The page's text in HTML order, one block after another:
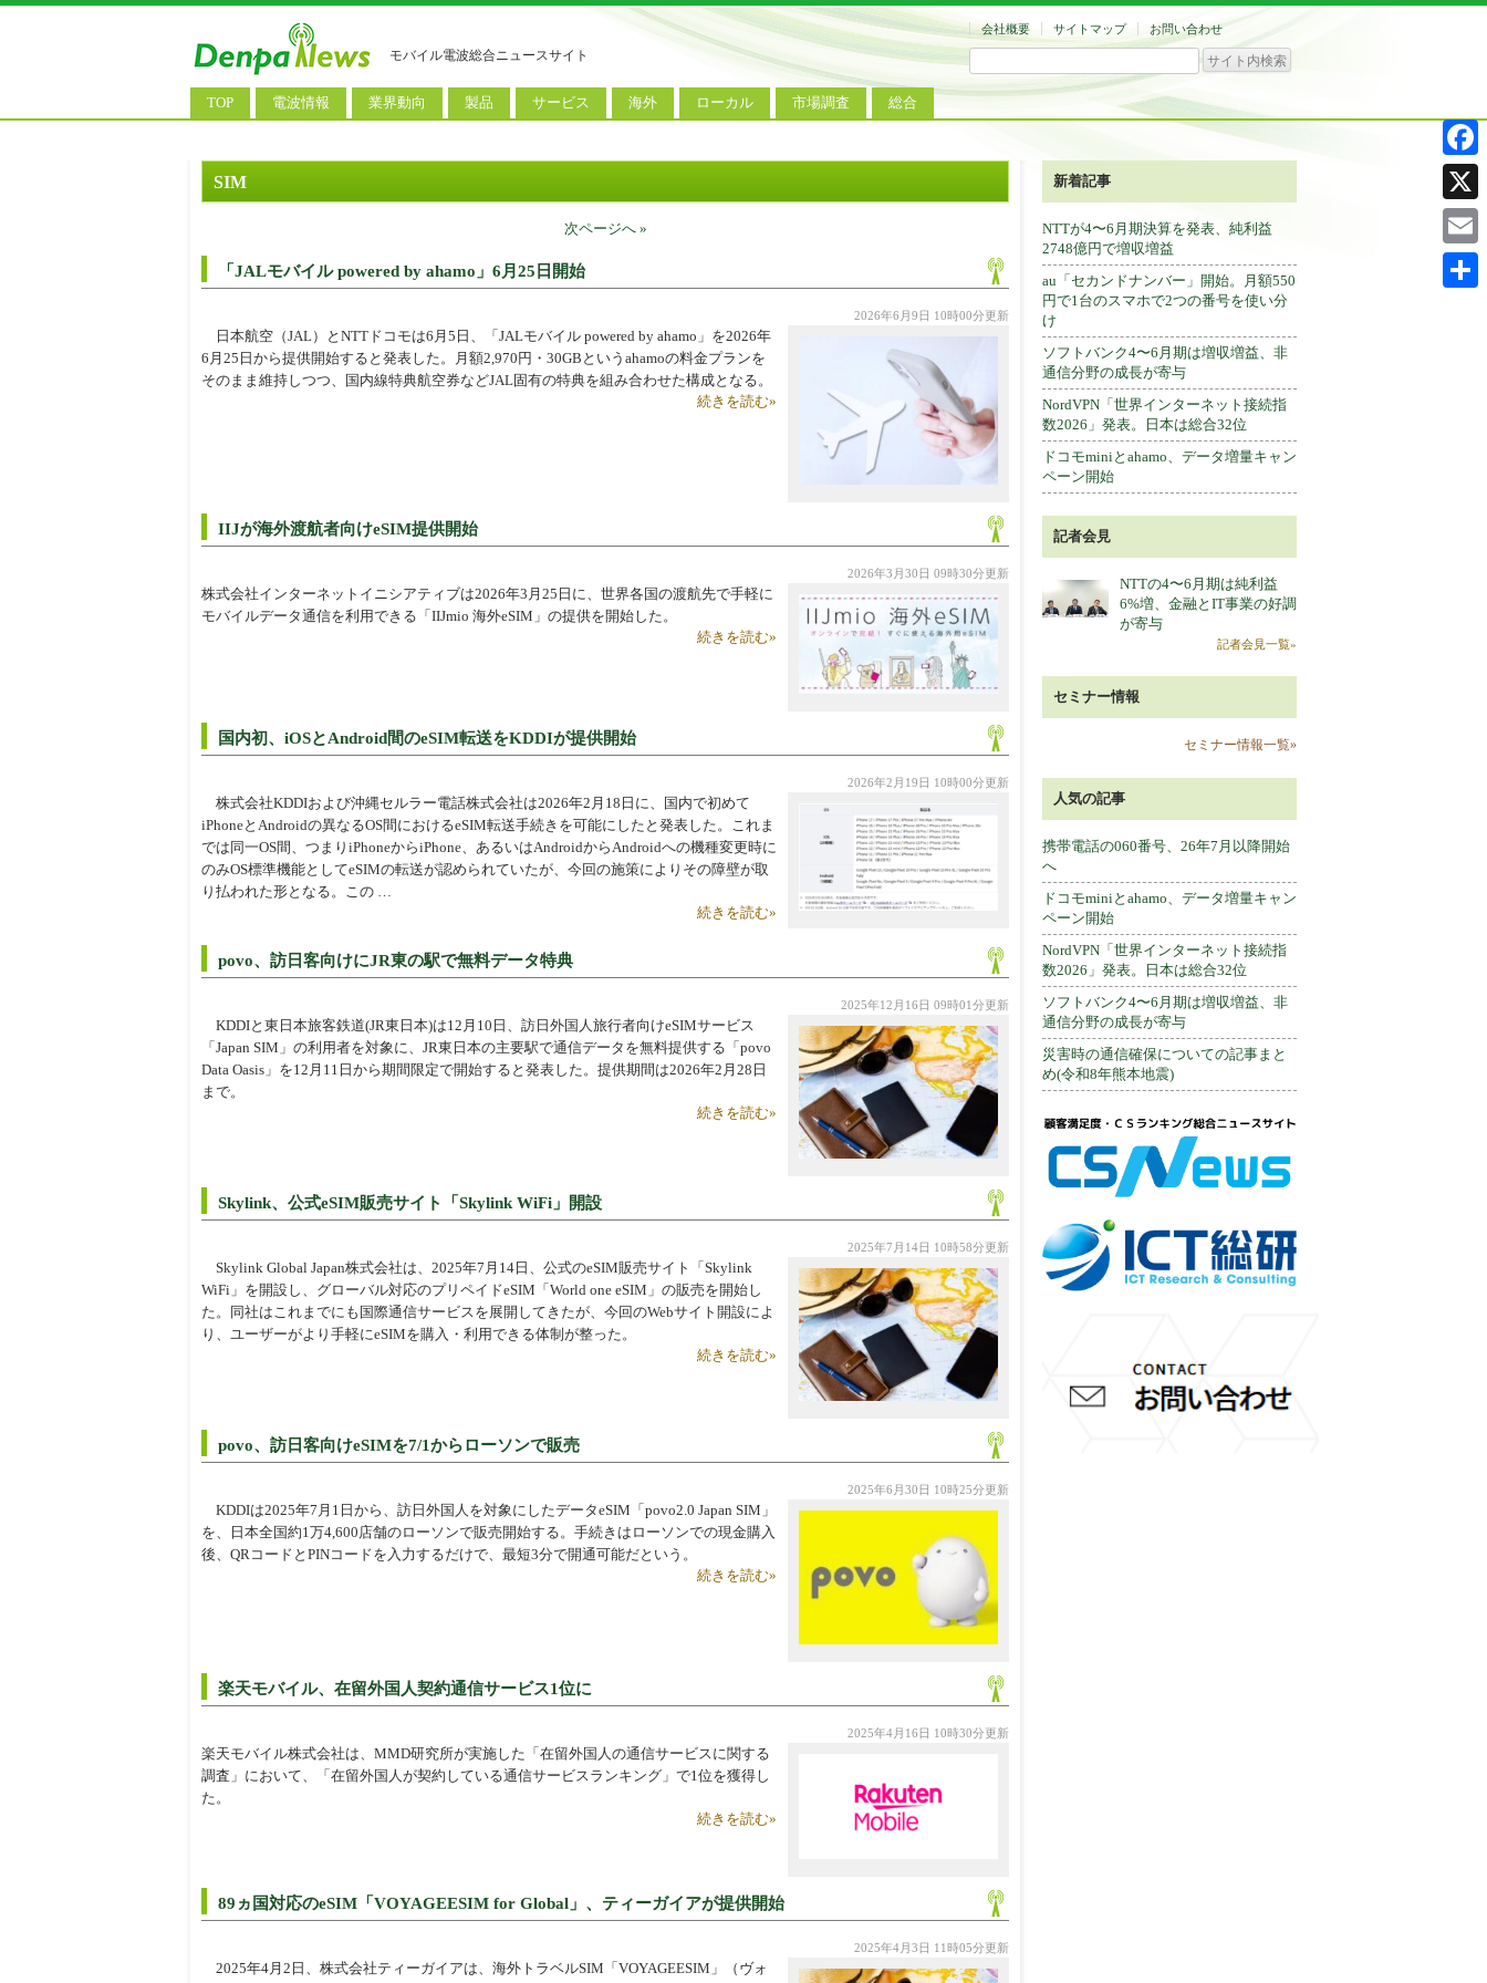
モバイル電波総合ニュースサイト
会社概要 サイトマップ お問い合わせ
TOP 電波情報 業界動向
料金改定
製品
SIM
IoT/M2M
Wi-Fiルーター
周辺機器
サービス
料金プラン
電力小売
海外
海外展示会
インバウンド
現地サービス
ローカル 市場調査 総合
SIM
次ページへ »
「JALモバイル powered by ahamo」6月25日開始
2026年6月9日 10時00分更新
日本航空（JAL）とNTTドコモは6月5日、「JALモバイル powered by ahamo」を2026年
6月25日から提供開始すると発表した。月額2,970円・30GBというahamoの料金プランを
そのまま維持しつつ、国内線特典航空券などJAL固有の特典を組み合わせた構成となる。
続きを読む»
IIJが海外渡航者向けeSIM提供開始
2026年3月30日 09時30分更新
株式会社インターネットイニシアティブは2026年3月25日に、世界各国の渡航先で手軽に
モバイルデータ通信を利用できる「IIJmio 海外eSIM」の提供を開始した。
続きを読む»
国内初、iOSとAndroid間のeSIM転送をKDDIが提供開始
2026年2月19日 10時00分更新
株式会社KDDIおよび沖縄セルラー電話株式会社は2026年2月18日に、国内で初めて
iPhoneとAndroidの異なるOS間におけるeSIM転送手続きを可能にしたと発表した。これま
では同一OS間、つまりiPhoneからiPhone、あるいはAndroidからAndroidへの機種変更時に
のみOS標準機能としてeSIMの転送が認められていたが、今回の施策によりその障壁が取
り払われた形となる。この …
続きを読む»
povo、訪日客向けにJR東の駅で無料データ特典
2025年12月16日 09時01分更新
KDDIと東日本旅客鉄道(JR東日本)は12月10日、訪日外国人旅行者向けeSIMサービス
「Japan SIM」の利用者を対象に、JR東日本の主要駅で通信データを無料提供する「povo
Data Oasis」を12月11日から期間限定で開始すると発表した。提供期間は2026年2月28日
まで。
続きを読む»
Skylink、公式eSIM販売サイト「Skylink WiFi」開設
2025年7月14日 10時58分更新
Skylink Global Japan株式会社は、2025年7月14日、公式のeSIM販売サイト「Skylink
WiFi」を開設し、グローバル対応のプリペイドeSIM「World one eSIM」の販売を開始し
た。同社はこれまでにも国際通信サービスを展開してきたが、今回のWebサイト開設によ
り、ユーザーがより手軽にeSIMを購入・利用できる体制が整った。
続きを読む»
povo、訪日客向けeSIMを7/1からローソンで販売
2025年6月30日 10時25分更新
KDDIは2025年7月1日から、訪日外国人を対象にしたデータeSIM「povo2.0 Japan SIM」
を、日本全国約1万4,600店舗のローソンで販売開始する。手続きはローソンでの現金購入
後、QRコードとPINコードを入力するだけで、最短3分で開通可能だという。
続きを読む»
楽天モバイル、在留外国人契約通信サービス1位に
2025年4月16日 10時30分更新
楽天モバイル株式会社は、MMD研究所が実施した「在留外国人の通信サービスに関する
調査」において、「在留外国人が契約している通信サービスランキング」で1位を獲得し
た。
続きを読む»
89ヵ国対応のeSIM「VOYAGEESIM for Global」、ティーガイアが提供開始
2025年4月3日 11時05分更新
2025年4月2日、株式会社ティーガイアは、海外トラベルSIM「VOYAGEESIM」（ヴォ
新着記事
NTTが4〜6月期決算を発表、純利益
2748億円で増収増益
au「セカンドナンバー」開始。月額550
円で1台のスマホで2つの番号を使い分
け
ソフトバンク4〜6月期は増収増益、非
通信分野の成長が寄与
NordVPN「世界インターネット接続指
数2026」発表。日本は総合32位
ドコモminiとahamo、データ増量キャン
ペーン開始
記者会見
NTTの4〜6月期は純利益
6%増、金融とIT事業の好調
が寄与
記者会見一覧»
セミナー情報
セミナー情報一覧»
人気の記事
携帯電話の060番号、26年7月以降開始
へ
ドコモminiとahamo、データ増量キャン
ペーン開始
NordVPN「世界インターネット接続指
数2026」発表。日本は総合32位
ソフトバンク4〜6月期は増収増益、非
通信分野の成長が寄与
災害時の通信確保についての記事まと
め(令和8年熊本地震)
X
Email